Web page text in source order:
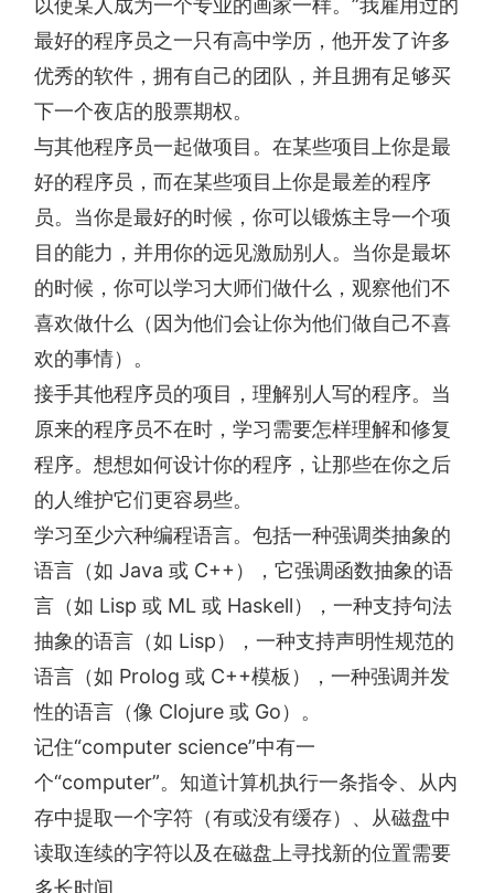
以使某人成为一个专业的画家一样。”我雇用过的
最好的程序员之一只有高中学历，他开发了许多
优秀的软件，拥有自己的团队，并且拥有足够买
下一个夜店的股票期权。
与其他程序员一起做项目。在某些项目上你是最
好的程序员，而在某些项目上你是最差的程序
员。当你是最好的时候，你可以锻炼主导一个项
目的能力，并用你的远见激励别人。当你是最坏
的时候，你可以学习大师们做什么，观察他们不
喜欢做什么（因为他们会让你为他们做自己不喜
欢的事情）。
接手其他程序员的项目，理解别人写的程序。当
原来的程序员不在时，学习需要怎样理解和修复
程序。想想如何设计你的程序，让那些在你之后
的人维护它们更容易些。
学习至少六种编程语言。包括一种强调类抽象的
语言（如 Java 或 C++），它强调函数抽象的语
言（如 Lisp 或 ML 或 Haskell），一种支持句法
抽象的语言（如 Lisp），一种支持声明性规范的
语言（如 Prolog 或 C++模板），一种强调并发
性的语言（像 Clojure 或 Go）。
记住“computer science”中有一
个“computer”。知道计算机执行一条指令、从内
存中提取一个字符（有或没有缓存）、从磁盘中
读取连续的字符以及在磁盘上寻找新的位置需要
多长时间。